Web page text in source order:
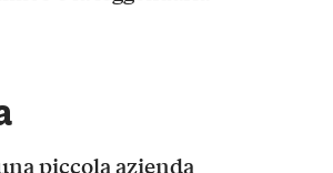
piccola azienda